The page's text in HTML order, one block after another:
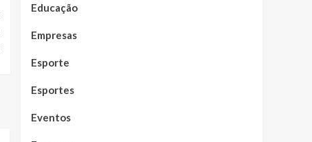
Educação
Empresas
Esporte
Esportes
Eventos